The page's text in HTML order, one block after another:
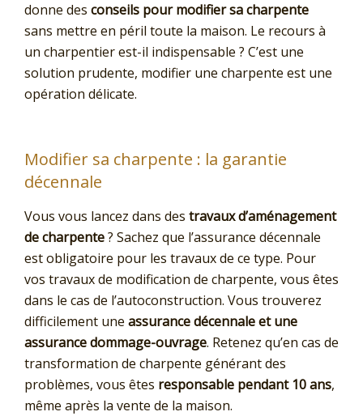
donne des conseils pour modifier sa charpente
sans mettre en péril toute la maison. Le recours à
un charpentier est-il indispensable ? C’est une
solution prudente, modifier une charpente est une
opération délicate.
Modifier sa charpente : la garantie
décennale
Vous vous lancez dans des travaux d’aménagement
de charpente? Sachez que l’assurance décennale
est obligatoire pour les travaux de ce type. Pour
vos travaux de modification de charpente, vous êtes
dans le cas de l’autoconstruction. Vous trouverez
difficilement une assurance décennale et une
assurance dommage-ouvrage. Retenez qu’en cas de
transformation de charpente générant des
problèmes, vous êtes responsable pendant 10 ans,
même après la vente de la maison.